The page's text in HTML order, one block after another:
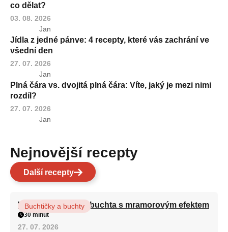
co dělat?
03. 08. 2026
Jan
Jídla z jedné pánve: 4 recepty, které vás zachrání ve
všední den
27. 07. 2026
Jan
Plná čára vs. dvojitá plná čára: Víte, jaký je mezi nimi
rozdíl?
27. 07. 2026
Jan
Nejnovější recepty
Další recepty
Vláčná olejová litá buchta s mramorovým efektem
Buchtičky a buchty
30 minut
27. 07. 2026